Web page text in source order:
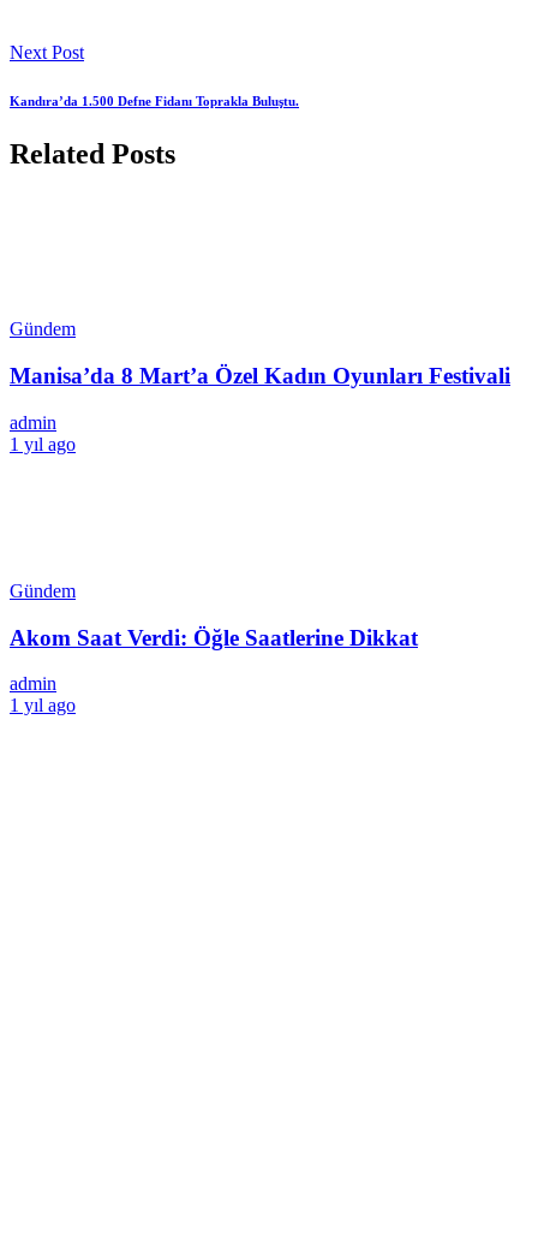
Next Post
Kandıra’da 1.500 Defne Fidanı Toprakla Buluştu.
Related Posts
Gündem
Manisa’da 8 Mart’a Özel Kadın Oyunları Festivali
admin
1 yıl ago
Gündem
Akom Saat Verdi: Öğle Saatlerine Dikkat
admin
1 yıl ago